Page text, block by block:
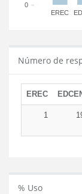
EREC
0
Número de
EREC
1
% Uso